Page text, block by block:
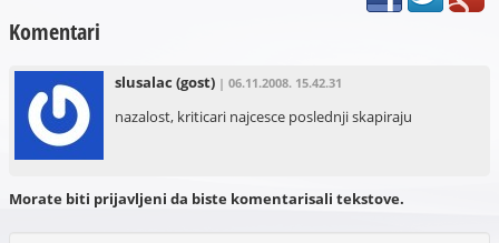
Komentari
slusalac (gost) | 06.11.2008. 15.42.31
nazalost, kriticari najcesce poslednji skapiraju
Morate biti prijavljeni da biste komentarisali tekstove.